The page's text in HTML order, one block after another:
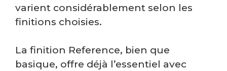
varient considérablement selon les
finitions choisies.
La finition Reference, bien que
basique, offre déjà l’essentiel avec